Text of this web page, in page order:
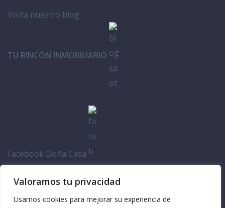
Valoramos tu privacidad
Usamos cookies para mejorar su experiencia de
Visita nuestro blog
TU RINCÓN INMOBILIARIO
Facebook Doña Casa